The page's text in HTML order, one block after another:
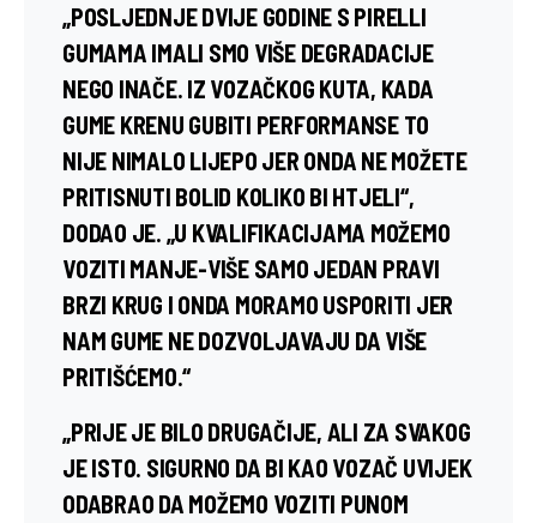
„POSLJEDNJE DVIJE GODINE S PIRELLI
GUMAMA IMALI SMO VIŠE DEGRADACIJE
NEGO INAČE. IZ VOZAČKOG KUTA, KADA
GUME KRENU GUBITI PERFORMANSE TO
NIJE NIMALO LIJEPO JER ONDA NE MOŽETE
PRITISNUTI BOLID KOLIKO BI HTJELI“,
DODAO JE. „U KVALIFIKACIJAMA MOŽEMO
VOZITI MANJE-VIŠE SAMO JEDAN PRAVI
BRZI KRUG I ONDA MORAMO USPORITI JER
NAM GUME NE DOZVOLJAVAJU DA VIŠE
PRITIŠĆEMO.“
„PRIJE JE BILO DRUGAČIJE, ALI ZA SVAKOG
JE ISTO. SIGURNO DA BI KAO VOZAČ UVIJEK
ODABRAO DA MOŽEMO VOZITI PUNOM